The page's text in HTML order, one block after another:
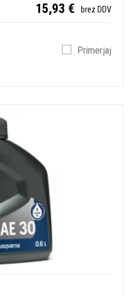
15,93 € brez DDV
Primerjaj